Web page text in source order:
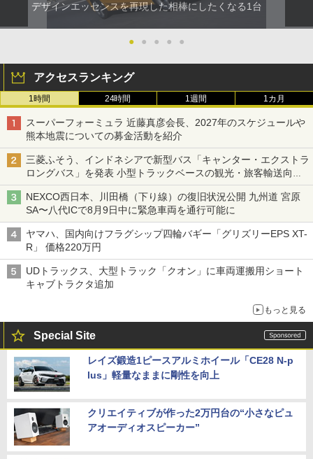
デザインエッセンスを再現した相棒にしたくなる1台
● ● ● ● ●
アクセスランキング
1時間 24時間 1週間 1カ月
スーパーフォーミュラ 近藤真彦会長、2027年のスケジュールや
熊本地震についての募金活動を紹介
三菱ふそう、インドネシアで新型バス「キャンター・エクストラ
ロングバス」を発表 小型トラックベースの観光・旅客輸送向け
バス
NEXCO西日本、川田橋（下り線）の復旧状況公開 九州道 宮原
SA〜八代ICで8月9日中に緊急車両を通行可能に
ヤマハ、国内向けフラグシップ四輪バギー「グリズリーEPS XT-
R」 価格220万円
UDトラックス、大型トラック「クオン」に車両運搬用ショート
キャブトラクタ追加
もっと見る
Special Site
レイズ鍛造1ピースアルミホイール「CE28 N-p
lus」軽量なままに剛性を向上
クリエイティブが作った2万円台の“小さなピュ
アオーディオスピーカー”